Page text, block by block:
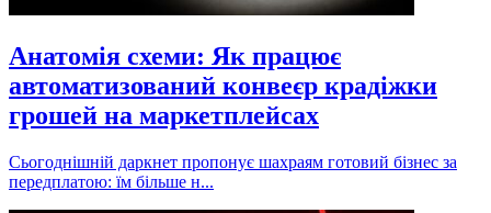
Анатомія схеми: Як працює
автоматизований конвеєр крадіжки
грошей на маркетплейсах
Сьогоднішній даркнет пропонує шахраям готовий бізнес за
передплатою: їм більше н...